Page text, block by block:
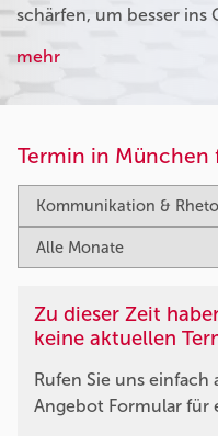
schärfen, um besser ins
mehr
Termin in München
Zu dieser Zeit
keine aktuellen
Rufen Sie uns einfach
Angebot Formular für